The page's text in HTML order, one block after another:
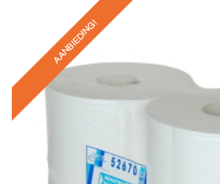
AANBIEDING!